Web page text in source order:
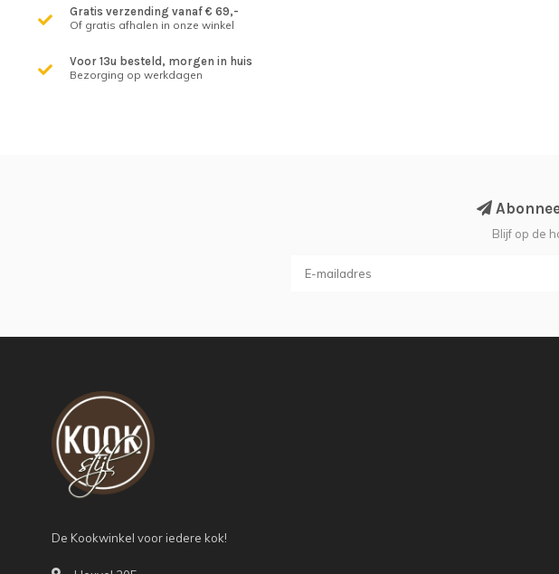
Gratis verzending vanaf € 69,-
Of gratis afhalen in onze winkel
Voor 13u besteld, morgen in huis
Bezorging op werkdagen
Blijf op de
De Kookwinkel voor iedere kok!